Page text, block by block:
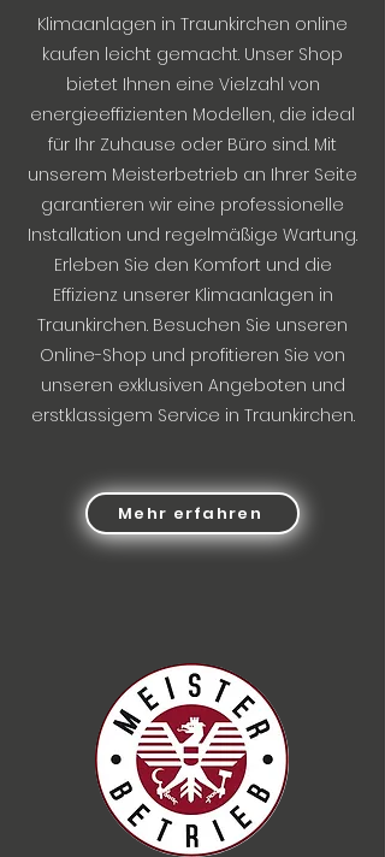
Klimaanlagen in Traunkirchen online
kaufen leicht gemacht. Unser Shop
bietet Ihnen eine Vielzahl von
energieeffizienten Modellen, die ideal
für Ihr Zuhause oder Büro sind. Mit
unserem Meisterbetrieb an Ihrer Seite
garantieren wir eine professionelle
Installation und regelmäßige Wartung.
Erleben Sie den Komfort und die
Effizienz unserer Klimaanlagen in
Traunkirchen. Besuchen Sie unseren
Online-Shop und profitieren Sie von
unseren exklusiven Angeboten und
erstklassigem Service in Traunkirchen.
Mehr erfahren